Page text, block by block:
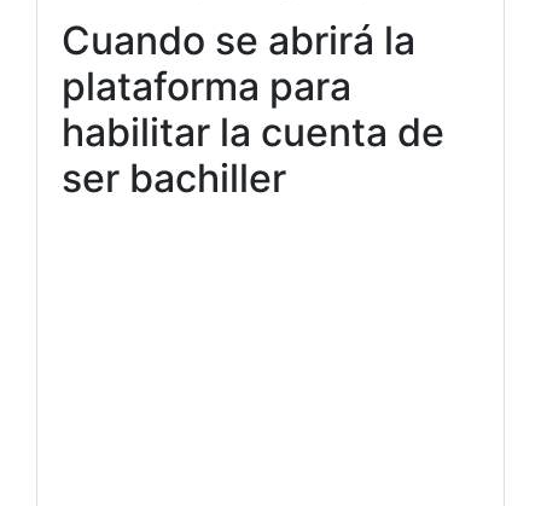
Cuando se abrirá la
plataforma para
habilitar la cuenta de
ser bachiller